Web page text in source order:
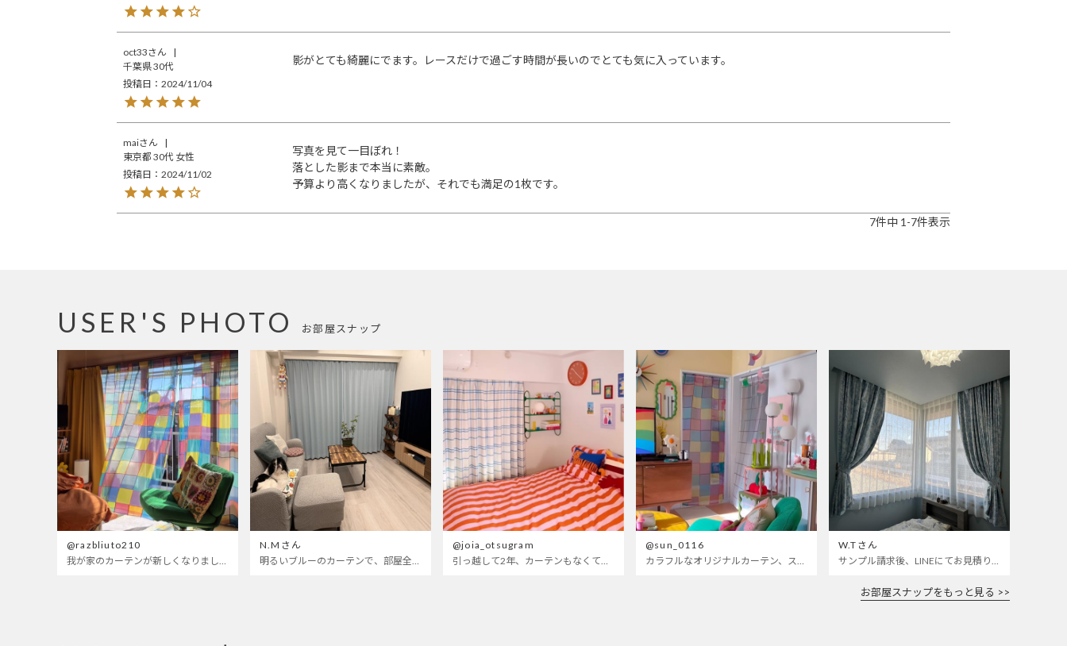
oct33
千葉県30代
投稿日
2024/11/04
影がとても綺麗にでます。レースだけで過ごす時間が長いのでとても気に入っています。
mai
東京都 30代 女性
投稿日
2024/11/02
写真を見て一目ぼれ！
落とした影まで本当に素敵。
予算より高くなりましたが、それでも満足の1枚です。
7件中 1 -7件表示
お部屋スナップ
USER'S PHOTO
@razbliuto210
我が家のカーテンが新しくなりました🌼早起きが超絶苦手な私が、思わず朝カーテンを開けて光合成するようになったステンドグラスカーテン…！
N.Mさん
明るいブルーのカーテンで、部屋全体が明るく。白を基調とした部屋にぴったりです。
@joia_otsugram
引っ越して2年、カーテンもなくて放置されてた部屋wせめてもの可愛くしたくてつけたベットカバーもサイズが合ってないので思いっきり全部変えてみたら、遂に生まれ変わった〜
@sun_0116
カラフルなオリジナルカーテン、ステンドグラスレースをお迎えしました🌈 いつも開けっぱなしの寝室とお仕事部屋の仕切りカーテンにしました 🫣❣️
W.Tさん
サンプル請求後、LINEにてお見積り依頼をしました。 部屋によく合います。 ありがとうございました。
お部屋スナップをもっと見る >>